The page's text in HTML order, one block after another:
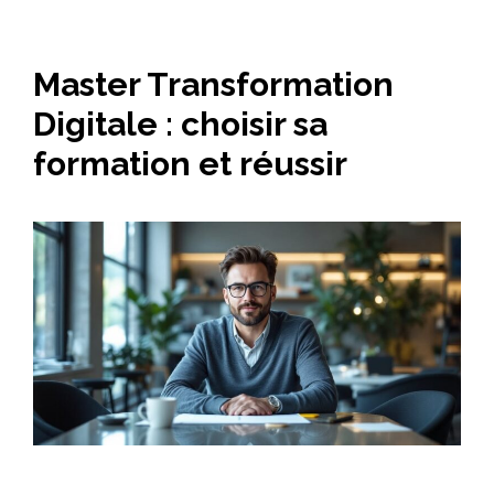
Master Transformation
Digitale : choisir sa
formation et réussir